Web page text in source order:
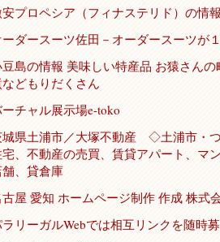
プロペシア（フィナステリド）の情
ーダースーツ佐田－オーダースーツが
島の情報 美味しい特産品 お猿さん
どもりだくさん
チャル展示場e-toko
城県土浦市／大塚不動産 ◇土浦市・
、不動産の売買、賃貸アパート、マ
舗、貸倉庫
屋 愛知 ホームページ制作 作成 株式
リーガルWebでは相互リンクを随時